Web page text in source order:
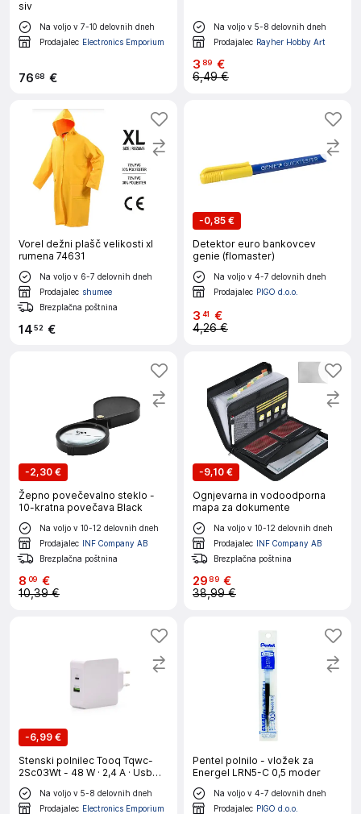
siv
Na voljo v 7-10 delovnih dneh
Prodajalec Electronics Emporium
7668 €
Na voljo v 5-8 delovnih dneh
Prodajalec Rayher Hobby Art
3 89 €
6,49 €
Vorel dežni plašč velikosti xl
rumena 74631
Na voljo v 6-7 delovnih dneh
Prodajalec shumee
Brezplačna poštnina
1452 €
-0,85 €
Detektor euro bankovcev
genie (flomaster)
Na voljo v 4-7 delovnih dneh
Prodajalec PIGO d.o.o.
3 41 €
4,26 €
-2,30 €
Žepno povečevalno steklo -
10-kratna povečava Black
Na voljo v 10-12 delovnih dneh
Prodajalec INF Company AB
Brezplačna poštnina
8 09 €
10,39 €
-9,10 €
Ognjevarna in vodoodporna
mapa za dokumente
Na voljo v 10-12 delovnih dneh
Prodajalec INF Company AB
Brezplačna poštnina
2989 €
38,99 €
-6,99 €
Stenski polnilec Tooq Tqwc-
2Sc03Wt - 48 W · 2,4 A · Usb
Tip C · Usb 3.0
Na voljo v 5-8 delovnih dneh
Prodajalec Electronics Emporium
Pentel polnilo - vložek za
Energel LRN5-C 0,5 moder
Na voljo v 4-7 delovnih dneh
Prodajalec PIGO d.o.o.